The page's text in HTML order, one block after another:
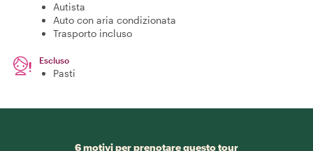
Autista
Auto con aria condizionata
Trasporto incluso
Escluso
Pasti
6 motivi per prenotare questo tour